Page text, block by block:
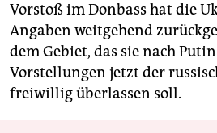
Vorstoß im Donbass hat die
Angaben weitgehend
dem Gebiet, das sie nach
Vorstellungen jetzt der
freiwillig überlassen soll.